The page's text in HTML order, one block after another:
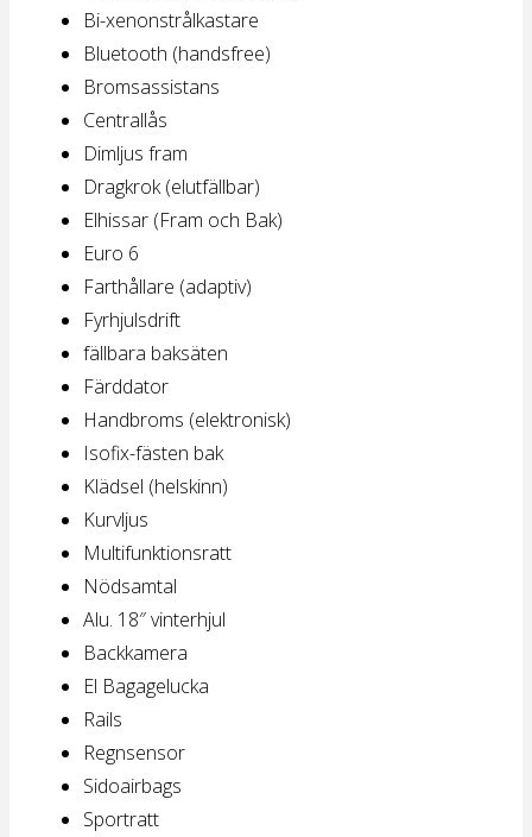
Bi-xenonstrålkastare
Bluetooth (handsfree)
Bromsassistans
Centrallås
Dimljus fram
Dragkrok (elutfällbar)
Elhissar (Fram och Bak)
Euro 6
Farthållare (adaptiv)
Fyrhjulsdrift
fällbara baksäten
Färddator
Handbroms (elektronisk)
Isofix-fästen bak
Klädsel (helskinn)
Kurvljus
Multifunktionsratt
Nödsamtal
Alu. 18″ vinterhjul
Backkamera
El Bagagelucka
Rails
Regnsensor
Sidoairbags
Sportratt